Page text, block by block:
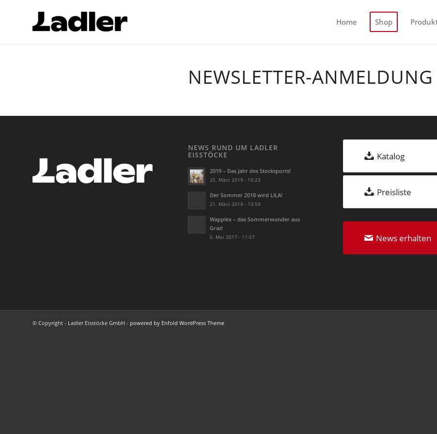
Home Shop
NEWSLETTER-ANMELDUNG
NEWS RUND UM LADLER
EISSTÖCKE
2019 – Das Jahr des Stocksports!
25. März 2019 - 10:23
Der Sommer 2018 wird LILA!
21. März 2018 - 13:59
Wapplex – das Sommerwunder aus
Graz!
5. Mai 2017 - 11:57
Katalog
Preisliste
News erhalten
© Copyright - Ladler Eisstöcke GmbH - powered by Enfold WordPress Theme